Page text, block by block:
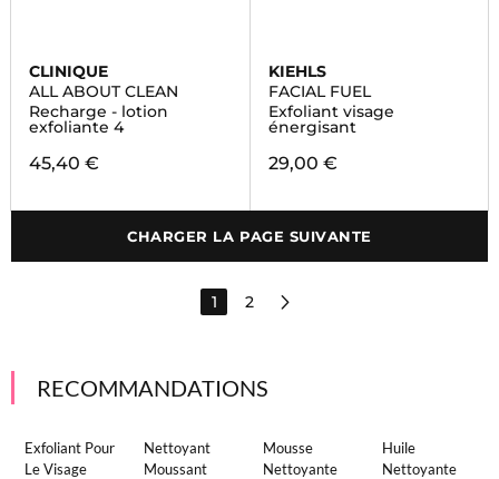
CLINIQUE
ALL ABOUT CLEAN
Recharge - lotion
exfoliante 4
45,40 €
KIEHLS
FACIAL FUEL
Exfoliant visage
énergisant
29,00 €
CHARGER LA PAGE SUIVANTE
1 2
RECOMMANDATIONS
Exfoliant Pour
Le Visage
Nettoyant
Moussant
Mousse
Nettoyante
Huile
Nettoyante